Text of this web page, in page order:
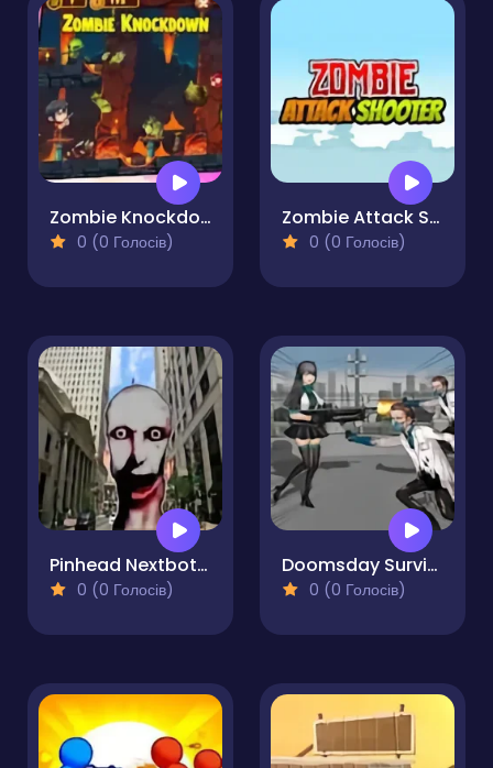
Zombie Knockdown
0 (0 Голосів)
Zombie Attack Shooter
0 (0 Голосів)
Pinhead Nextbots Shooter Action
0 (0 Голосів)
Doomsday Survival Rpg Shooter
0 (0 Голосів)